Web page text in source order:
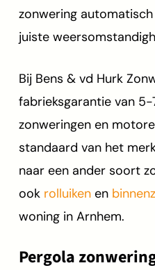
zonwering
juiste
Bij Bens & vd Hurk
fabrieksgarantie van
zonweringen en
standaard van het
naar een ander soort
ook rolluikenen
woning in Arnhem.
Pergola